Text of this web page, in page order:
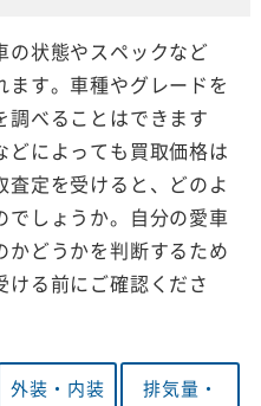
の状態やスペックなど
す。車種やグレードを
調べることはできます
どによっても買取価格は
定を受けると、どのよ
でしょうか。自分の愛車
かどうかを判断するため
ける前にご確認くださ
外装・ 内装
排気量・